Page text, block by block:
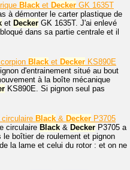
Black et Decker GK 1635T
à démonter le carter plastique de
et Decker GK 1635T. J'ai enlevé
dans sa partie centrale et il
Black et Decker KS890E
d'entrainement situé au bout
à la boîte mécanique
KS890E. Si pignon seul pas
Black & Decker P3705
circulaire Black & Decker P3705 a
le boîtier de roulement et pignon
la lame et celui du rotor : et on ne